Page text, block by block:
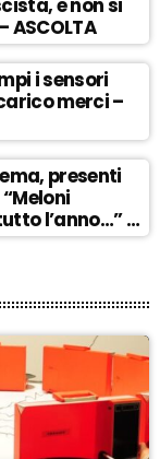
e non si
i sensori
merci –
presenti
l’anno…” –